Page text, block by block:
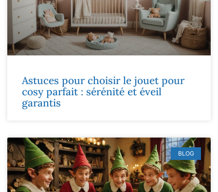
Astuces pour choisir le jouet pour
cosy parfait : sérénité et éveil
garantis
BLOG